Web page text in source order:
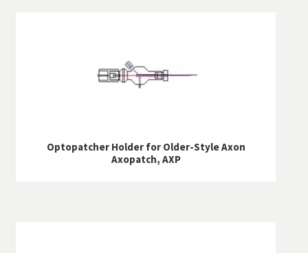
Optopatcher Holder for Older-Style Axon
Axopatch, AXP